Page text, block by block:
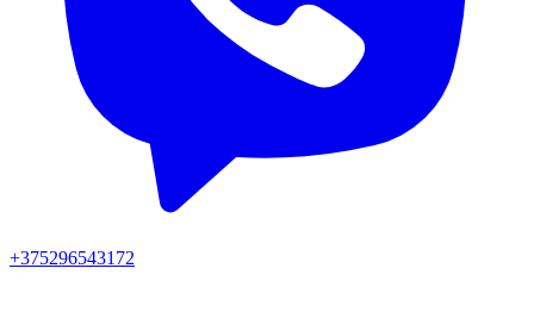
+375296543172